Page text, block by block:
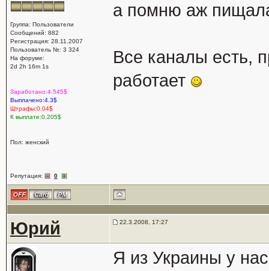
Группа: Пользователи
Сообщений: 882
Регистрация: 28.11.2007
Пользователь №: 3 324
На форуме:
2d 2h 16m 1s
Заработано:4.545$
Выплачено:4.3$
Штрафы:0.04$
К выплате:0.205$
Пол: женский
Репутация: 0
а помню аж
Все каналы есть,
работает
Юрий 22.3.2008, 17:27
Я из Украины у